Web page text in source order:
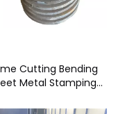
Cutting Bending
Metal Stamping